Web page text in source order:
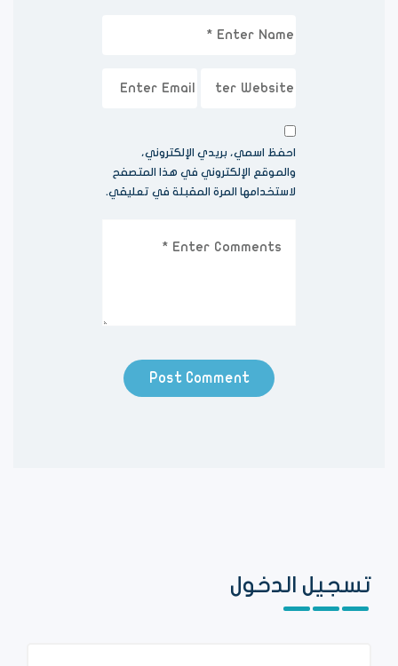
احفظ اسمي، بريدي الإلكتروني،
والموقع الإلكتروني في هذا المتصفح
لاستخدامها المرة المقبلة في تعليقي.
تسجيل الدخول